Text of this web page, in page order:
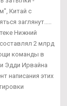
Китай с
заглянут.....
Нижний
2 млрд
команды в
Эдди Ирвайна
написания этих